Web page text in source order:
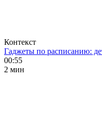
Контекст
Гаджеты по расписанию:
00:55
2 мин